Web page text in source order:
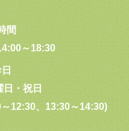
間
～18:30
・祝日
12:30、13:30～14:30)